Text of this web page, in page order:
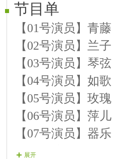
节目单
【01号演员】青
【02号演员】兰
【03号演员】琴
【04号演员】如
【05号演员】玫
【06号演员】萍
【07号演员】器
【08号演员】紫
展开